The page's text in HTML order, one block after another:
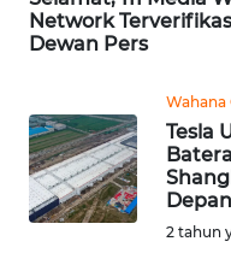
Network
Dewan Pers
Tesla
Depan
2 tahun
WAHANA
MAWAKA
MARTABAT